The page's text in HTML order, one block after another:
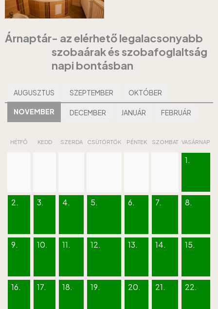
Árnaptár- az elérhető legalacsonyabb
szobaárak és szobafoglaltság
napi bontásban
AUGUSZTUS SZEPTEMBER OKTÓBER
NOVEMBER DECEMBER JANUÁR FEBRUÁR
HÉTFŐ KEDD SZERDA CSÜTÖRTÖK PÉNTEK SZOMBAT VASÁRNAP
1.
2. 3. 4. 5. 6. 7. 8.
9. 10. 11. 12. 13. 14. 15.
16. 17. 18. 19. 20. 21. 22.